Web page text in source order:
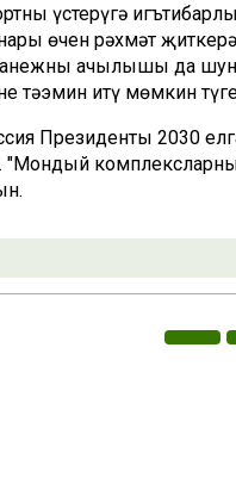
үстерүгә
өчен рәхмәт
ачылышы да
тәэмин итү мөмкин
Президенты 2030